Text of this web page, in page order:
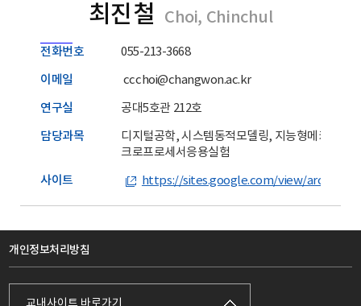
최진철 Choi, Chinchul
전화번호 055-213-3668
이메일 ccchoi@changwon.ac.kr
연구실 공대5호관 212호
담당과목
디지털공학, 시스템동적모델링, 지능형메카트로
크로프로세서응용실험
사이트 https://sites.google.com/view/arc-lab
개인정보처리방침